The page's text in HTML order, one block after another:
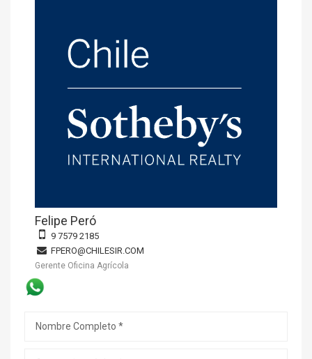
Felipe Peró
9 7579 2185
FPERO@CHILESIR.COM
Gerente Oficina Agrícola